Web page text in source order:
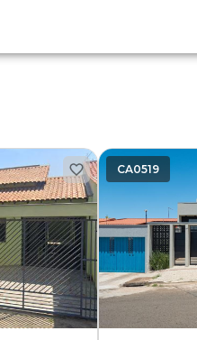
CA0519